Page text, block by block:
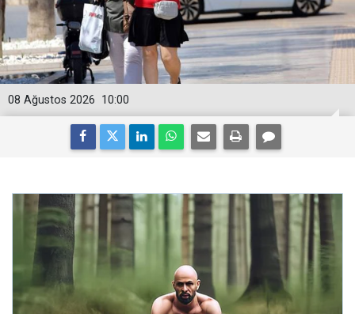
10:00
08 Ağustos 2026